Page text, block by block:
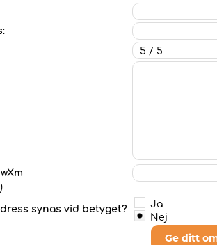
synas vid betyget?
Ja
Nej
Ge ditt